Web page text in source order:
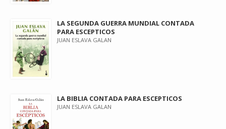
LA SEGUNDA GUERRA MUNDIAL CONTADA
PARA ESCEPTICOS
JUAN ESLAVA GALAN
LA BIBLIA CONTADA PARA ESCEPTICOS
JUAN ESLAVA GALAN